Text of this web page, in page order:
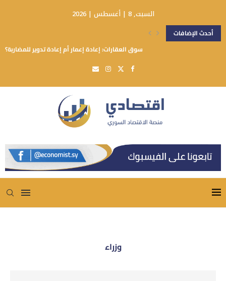
السبت, 8 | أغسطس | 2026
أحدث الإضافات
سوق العقارات: إعادة إعمار أم إعادة تدوير للمضاربة؟
وزراء